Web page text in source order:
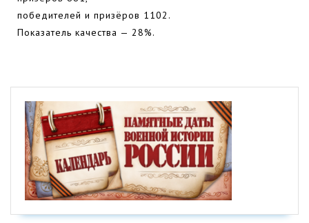
победителей и призёров 1102.
Показатель качества — 28%.